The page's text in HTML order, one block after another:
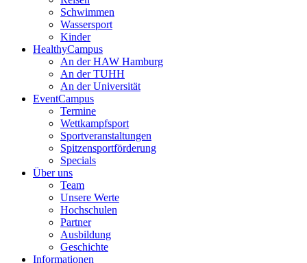
Schwimmen
Wassersport
Kinder
HealthyCampus
An der HAW Hamburg
An der TUHH
An der Universität
EventCampus
Termine
Wettkampfsport
Sportveranstaltungen
Spitzensportförderung
Specials
Über uns
Team
Unsere Werte
Hochschulen
Partner
Ausbildung
Geschichte
Informationen